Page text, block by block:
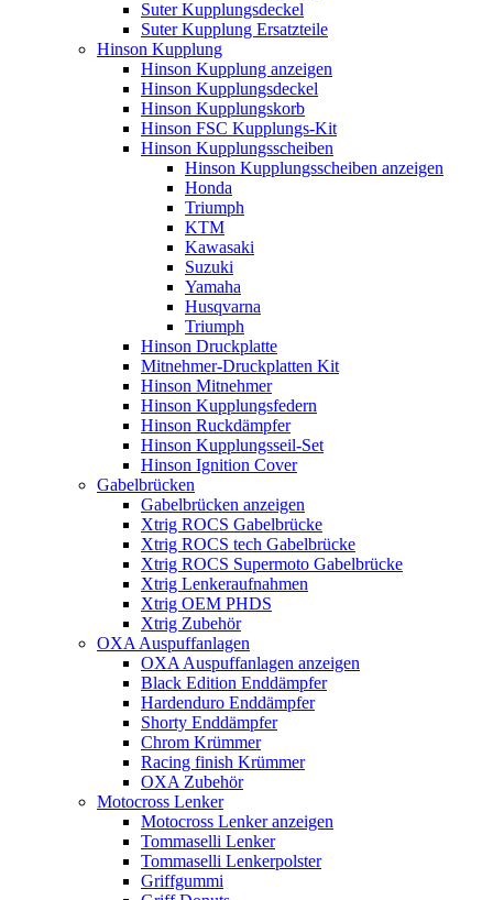
Suter Kupplungsdeckel
Suter Kupplung Ersatzteile
Hinson Kupplung
Hinson Kupplung anzeigen
Hinson Kupplungsdeckel
Hinson Kupplungskorb
Hinson FSC Kupplungs-Kit
Hinson Kupplungsscheiben
Hinson Kupplungsscheiben anzeigen
Honda
Triumph
KTM
Kawasaki
Suzuki
Yamaha
Husqvarna
Triumph
Hinson Druckplatte
Mitnehmer-Druckplatten Kit
Hinson Mitnehmer
Hinson Kupplungsfedern
Hinson Ruckdämpfer
Hinson Kupplungsseil-Set
Hinson Ignition Cover
Gabelbrücken
Gabelbrücken anzeigen
Xtrig ROCS Gabelbrücke
Xtrig ROCS tech Gabelbrücke
Xtrig ROCS Supermoto Gabelbrücke
Xtrig Lenkeraufnahmen
Xtrig OEM PHDS
Xtrig Zubehör
OXA Auspuffanlagen
OXA Auspuffanlagen anzeigen
Black Edition Enddämpfer
Hardenduro Enddämpfer
Shorty Enddämpfer
Chrom Krümmer
Racing finish Krümmer
OXA Zubehör
Motocross Lenker
Motocross Lenker anzeigen
Tommaselli Lenker
Tommaselli Lenkerpolster
Griffgummi